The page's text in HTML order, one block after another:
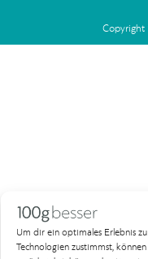
Um dir ein optimales Erlebnis
Technologien zustimmst,
Copyright